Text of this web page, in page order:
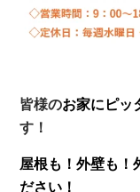
皆様のお家にピッ
す！
屋根も！外壁も！
ださい！